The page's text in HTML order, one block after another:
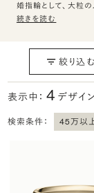
婚指輪として、大粒
続きを読む
絞り込む
表示中：4 デザイ
検索条件： 45万以